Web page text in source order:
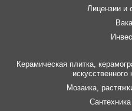
Лицензии и
Керамическая плитка,
Мозаика,